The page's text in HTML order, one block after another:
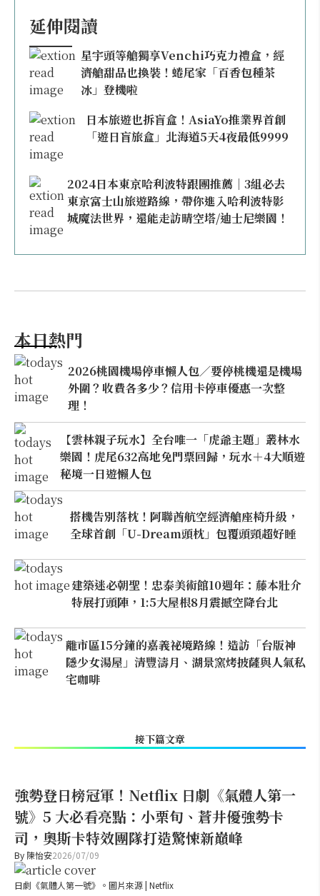
延伸閱讀
星宇頭等艙獨享Venchi巧克力禮盒，經
濟艙甜品也換裝！蜷尾家「百香包種茶
冰」登機啦
日本旅遊也拆盲盒！AsiaYo推業界首創
「遊日盲旅盒」北海道5天4夜最低9999
2024日本東京哈利波特跟團推薦｜3組必去
東京富士山旅遊路線，帶你進入哈利波特影
城魔法世界，還能走訪晴空塔/迪士尼樂園！
本日熱門
2026桃園機場停車懶人包／要停桃機還是機場
外圍？收費各多少？信用卡停車優惠一次整
理！
【雲林親子玩水】全台唯一「虎爺主題」叢林水
樂園！虎尾632高地免門票回歸，玩水＋4大順遊
秘境一日遊懶人包
搭機告別落枕！阿聯酋航空經濟艙座椅升級，
全球首創「U-Dream頭枕」包覆頭頸超好睡
建築迷必朝聖！忠泰美術館10週年：藤本壯介
特展打頭陣，1:5大屋根8月震撼空降台北
離市區15分鐘的嘉義祕境路線！造訪「台版神
隱少女湯屋」清豐濤月、湖景窯烤披薩與人氣私
宅咖啡
接下篇文章
強勢登日榜冠軍！Netflix 日劇《氣體人第一
號》5 大必看亮點：小栗旬、蒼井優強勢卡
司，奧斯卡特效團隊打造驚悚新巔峰
By 陳怡安2026/07/09
日劇《氣體人第一號》。圖片來源 | Netflix